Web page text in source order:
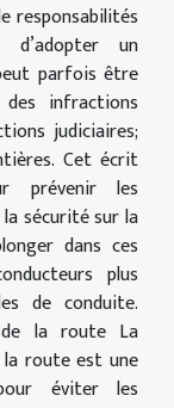
responsabilités
un
parfois être
des infractions
judiciaires;
Cet écrit
prévenir les
sécurité sur la
dans ces
plus
de conduite.
de la route La
la route est une
éviter les